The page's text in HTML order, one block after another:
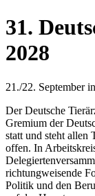
31.
2028
21./22. September
Der Deutsche
Gremium der
statt und steht allen
offen. In
richtungweisende
Politik und den